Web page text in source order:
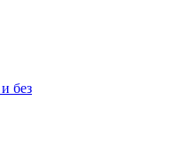
без